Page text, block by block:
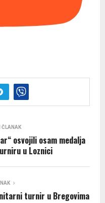
ČLANAK
osvojili osam medalja
u Loznici
turnir u Bregovima